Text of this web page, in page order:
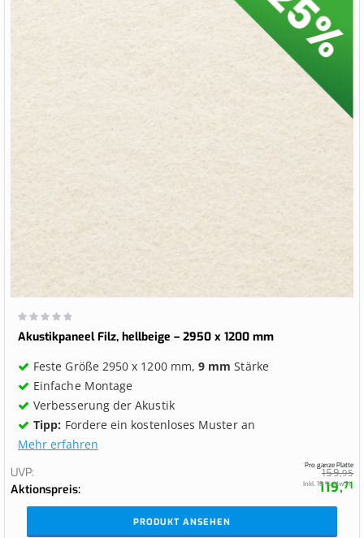
Wertung:
0%
Akustikpaneel Filz, hellbeige – 2950 x 1200 mm
Feste Größe 2950 x 1200 mm,9 mm Stärke
Einfache Montage
Verbesserung der Akustik
Tipp: Fordere ein kostenloses Muster an
Mehr erfahren
UVP
159,95
Aktionspreis
Pro ganze Platte
119,71
Inkl. 19 % MwSt.
PRODUKT ANSEHEN